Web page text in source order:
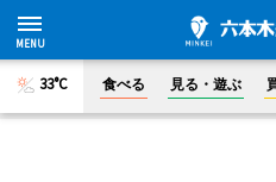
33°C 食べる 見る・遊ぶ